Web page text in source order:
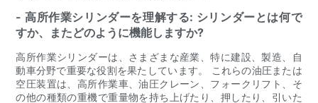
- 高所作業シリンダーを理解する: シリンダーとは何で
すか、またどのように機能しますか?
高所作業シリンダーは、さまざまな産業、特に建設、製造、自
動車分野で重要な役割を果たしています。 これらの油圧または
空圧装置は、高所作業車、油圧クレーン、フォークリフト、そ
の他の種類の重機で重量物を持ち上げたり、押したり、引いた